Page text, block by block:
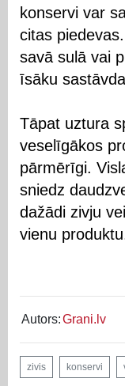
konservi var
citas
savā sulā vai
īsāku
Tāpat uztura
veselīgākos
pārmērīgi.
sniedz
dažādi zivju
vienu
Autors:Grani.lv
zivis konservi